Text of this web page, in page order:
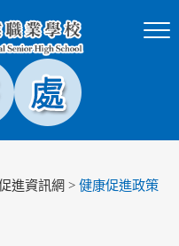
進資訊網 > 健康促進政策